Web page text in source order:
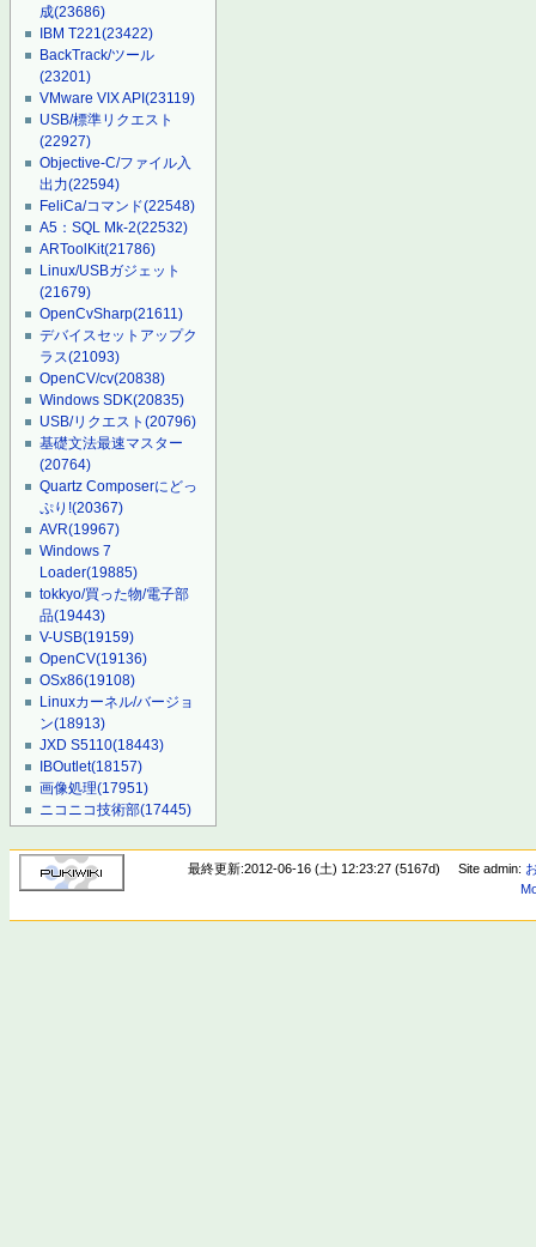
成(23686)
IBM T221(23422)
BackTrack/ツール
(23201)
VMware VIX API(23119)
USB/標準リクエスト
(22927)
Objective-C/ファイル入
出力(22594)
FeliCa/コマンド(22548)
A5：SQL Mk-2(22532)
ARToolKit(21786)
Linux/USBガジェット
(21679)
OpenCvSharp(21611)
デバイスセットアップク
ラス(21093)
OpenCV/cv(20838)
Windows SDK(20835)
USB/リクエスト(20796)
基礎文法最速マスター
(20764)
Quartz Composerにどっ
ぷり!(20367)
AVR(19967)
Windows 7
Loader(19885)
tokkyo/買った物/電子部
品(19443)
V-USB(19159)
OpenCV(19136)
OSx86(19108)
Linuxカーネル/バージョ
ン(18913)
JXD S5110(18443)
IBOutlet(18157)
画像処理(17951)
ニコニコ技術部(17445)
最終更新:2012-06-16 (土) 12:23:27 (5167d) Site admin: